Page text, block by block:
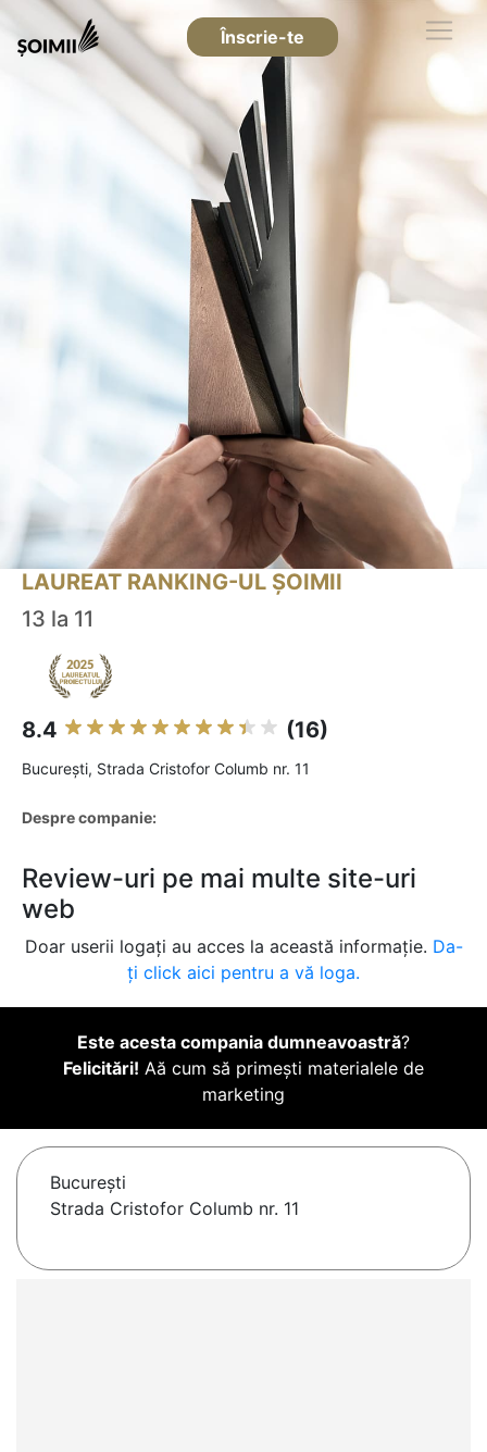
Înscrie-te
LAUREAT RANKING-UL ȘOIMII
13 la 11
8.4 (16)
Bucureşti, Strada Cristofor Columb nr. 11
Despre companie:
Review-uri pe mai multe site-uri
web
Doar userii logați au acces la această informație. Da-
ți click aici pentru a vă loga.
Este acesta compania dumneavoastră?
Felicitări! Aă cum să primești materialele de
marketing
Bucureşti
Strada Cristofor Columb nr. 11